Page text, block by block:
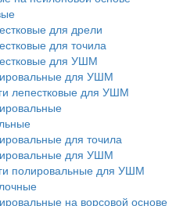
для дрели
для точила
для УШМ
для УШМ
лепестковые для УШМ
для точила
для УШМ
полировальные для УШМ
на ворсовой основе